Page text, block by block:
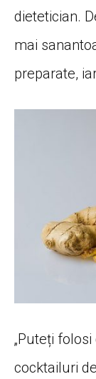
dietetician.
mai
preparate,
„Puteți folosi
cocktailuri